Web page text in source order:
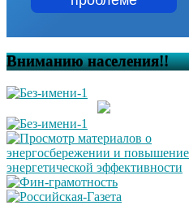
Вниманию населения!!